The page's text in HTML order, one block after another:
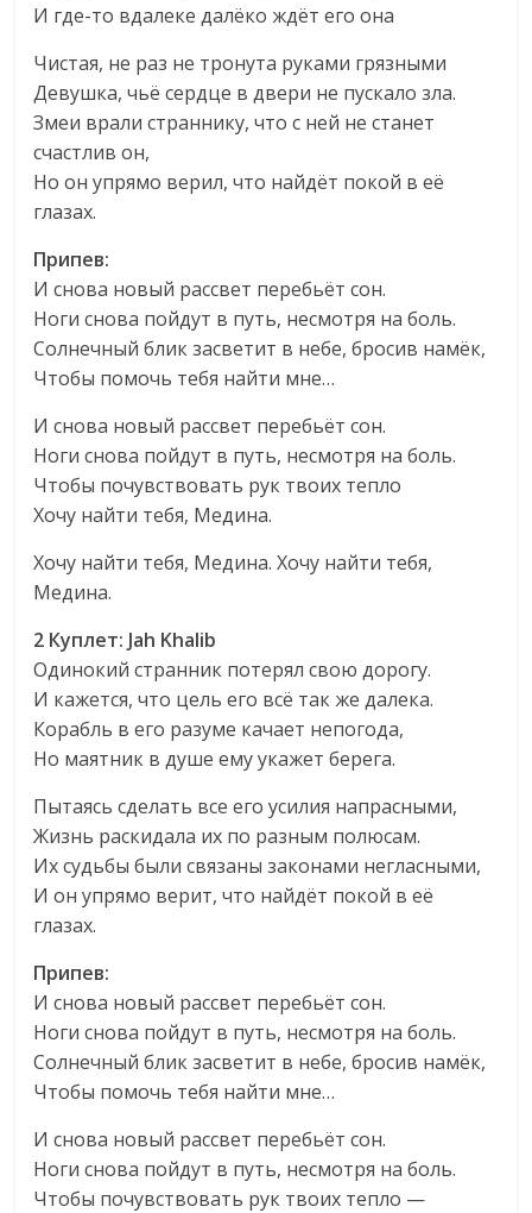
И где-то вдалеке далёко ждёт его она
Чистая, не раз не тронута руками грязными
Девушка, чьё сердце в двери не пускало зла.
Змеи врали страннику, что с ней не станет
счастлив он,
Но он упрямо верил, что найдёт покой в её
глазах.
Припев:
И снова новый рассвет перебьёт сон.
Ноги снова пойдут в путь, несмотря на боль.
Солнечный блик засветит в небе, бросив намёк,
Чтобы помочь тебя найти мне…
И снова новый рассвет перебьёт сон.
Ноги снова пойдут в путь, несмотря на боль.
Чтобы почувствовать рук твоих тепло
Хочу найти тебя, Медина.
Хочу найти тебя, Медина. Хочу найти тебя,
Медина.
2 Куплет: Jah Khalib
Одинокий странник потерял свою дорогу.
И кажется, что цель его всё так же далека.
Корабль в его разуме качает непогода,
Но маятник в душе ему укажет берега.
Пытаясь сделать все его усилия напрасными,
Жизнь раскидала их по разным полюсам.
Их судьбы были связаны законами негласными,
И он упрямо верит, что найдёт покой в её
глазах.
Припев:
И снова новый рассвет перебьёт сон.
Ноги снова пойдут в путь, несмотря на боль.
Солнечный блик засветит в небе, бросив намёк,
Чтобы помочь тебя найти мне…
И снова новый рассвет перебьёт сон.
Ноги снова пойдут в путь, несмотря на боль.
Чтобы почувствовать рук твоих тепло —